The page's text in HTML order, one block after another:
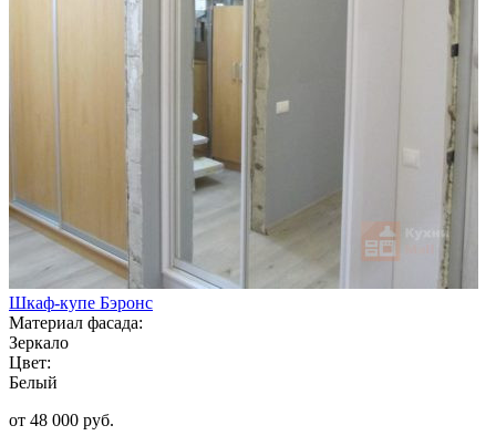
Шкаф-купе Бэронс
Материал фасада:
Зеркало
Цвет:
Белый
от 48 000 руб.